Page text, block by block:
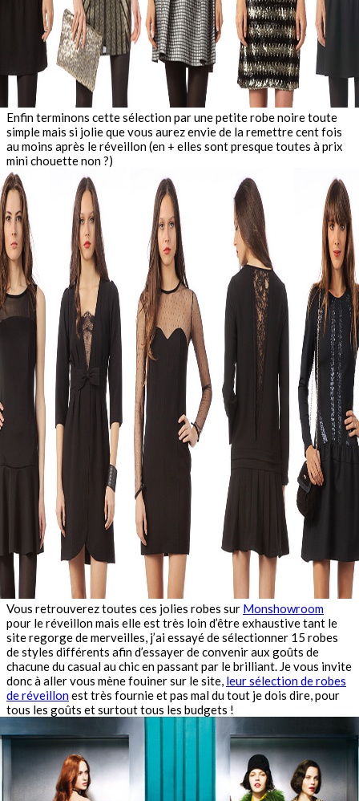
Enfin terminons cette sélection par une petite robe noire toute
simple mais si jolie que vous aurez envie de la remettre cent fois
au moins après le réveillon (en + elles sont presque toutes à prix
mini chouette non ?)
Vous retrouverez toutes ces jolies robes sur Monshowroom
pour le réveillon mais elle est très loin d’être exhaustive tant le
site regorge de merveilles, j’ai essayé de sélectionner 15 robes
de styles différents afin d’essayer de convenir aux goûts de
chacune du casual au chic en passant par le brilliant. Je vous invite
donc à aller vous mène fouiner sur le site, leur sélection de robes
de réveillonest très fournie et pas mal du tout je dois dire, pour
tous les goûts et surtout tous les budgets !